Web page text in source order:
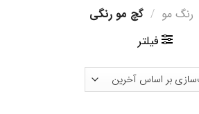
رنگ مو / گچ مو رنگی
فیلتر